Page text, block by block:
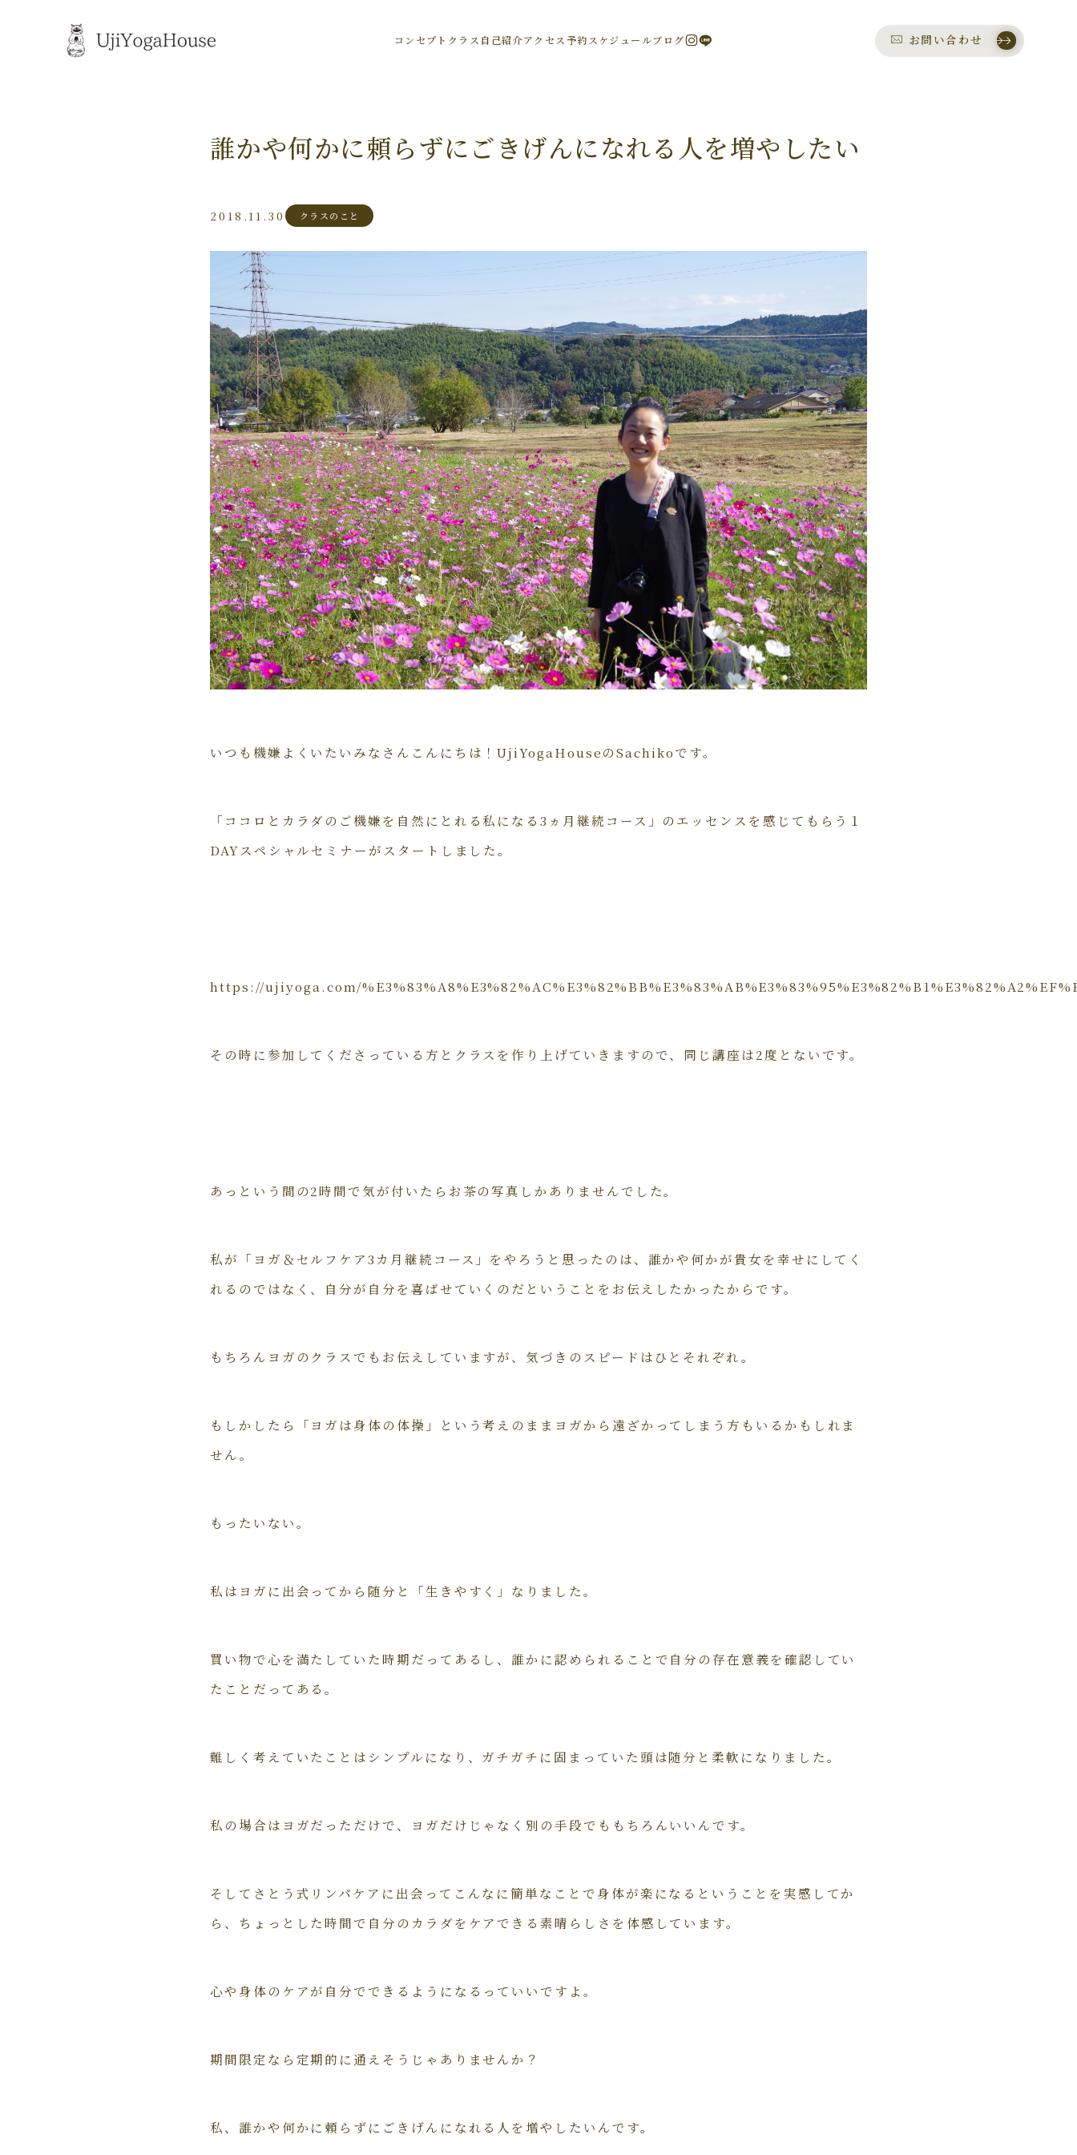
コンセプト クラス 自己紹介アクセス 予約スケジュールブログ お問い合わせ
誰かや何かに頼らずにごきげんになれる人を増やしたい
2018.11.30 クラスのこと
いつも機嫌よくいたいみなさんこんにちは！UjiYogaHouseのSachikoです。
「ココロとカラダのご機嫌を自然にとれる私になる3ヵ月継続コース」のエッセンスを感じてもらう１
DAYスペシャルセミナーがスタートしました。
https://ujiyoga.com/
その時に参加してくださっている方とクラスを作り上げていきますので、同じ講座は2度とないです。
あっという間の2時間で気が付いたらお茶の写真しかありませんでした。
私が「ヨガ＆セルフケア3カ月継続コース」をやろうと思ったのは、誰かや何かが貴女を幸せにしてく
れるのではなく、自分が自分を喜ばせていくのだということをお伝えしたかったからです。
もちろんヨガのクラスでもお伝えしていますが、気づきのスピードはひとそれぞれ。
もしかしたら「ヨガは身体の体操」という考えのままヨガから遠ざかってしまう方もいるかもしれま
せん。
もったいない。
私はヨガに出会ってから随分と「生きやすく」なりました。
買い物で心を満たしていた時期だってあるし、誰かに認められることで自分の存在意義を確認してい
たことだってある。
難しく考えていたことはシンプルになり、ガチガチに固まっていた頭は随分と柔軟になりました。
私の場合はヨガだっただけで、ヨガだけじゃなく別の手段でももちろんいいんです。
そしてさとう式リンパケアに出会ってこんなに簡単なことで身体が楽になるということを実感してか
ら、ちょっとした時間で自分のカラダをケアできる素晴らしさを体感しています。
心や身体のケアが自分でできるようになるっていいですよ。
期間限定なら定期的に通えそうじゃありませんか？
私、誰かや何かに頼らずにごきげんになれる人を増やしたいんです。